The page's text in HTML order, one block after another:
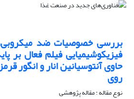
بررسی خصوصیات ضد
فیزیکوشیمیایی فیلم فعال بر
حاوی آنتوسیانین انار و انگور
روی
نوع مقاله : مقاله پژوهشی